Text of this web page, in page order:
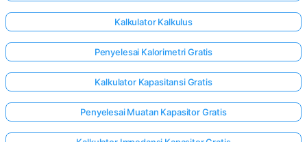
Kalkulator Kalkulus
Penyelesai Kalorimetri Gratis
Kalkulator Kapasitansi Gratis
Penyelesai Muatan Kapasitor Gratis